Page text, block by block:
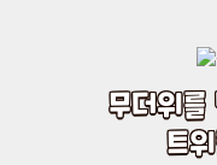
무더위
트